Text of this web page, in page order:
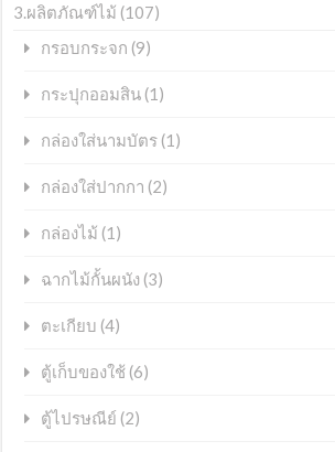
3.ผลิตภัณฑ์ไม้ (107)
กรอบกระจก (9)
กระปุกออมสิน (1)
กล่องใส่นามบัตร (1)
กล่องใส่ปากกา (2)
กล่องไม้ (1)
ฉากไม้กั้นผนัง (3)
ตะเกียบ (4)
ตู้เก็บของใช้ (6)
ตู้ไปรษณีย์ (2)